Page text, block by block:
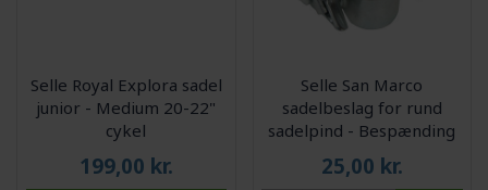
Selle Royal Explora sadel
junior - Medium 20-22"
cykel
199,00 kr.
Selle San Marco
sadelbeslag for rund
sadelpind - Bespænding
med 1 møtrik
25,00 kr.